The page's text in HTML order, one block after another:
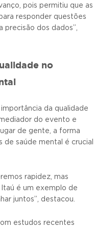
pois permitiu que as
responder questões
precisão dos dados”,
no
da qualidade
do evento e
de gente, a forma
de saúde mental é crucial
rapidez, mas
é um exemplo de
juntos”, destacou.
estudos recentes